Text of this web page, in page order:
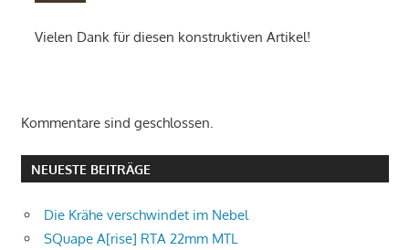
Vielen Dank für diesen konstruktiven Artikel!
Kommentare sind geschlossen.
NEUESTE BEITRÄGE
Die Krähe verschwindet im Nebel
SQuape A[rise] RTA 22mm MTL